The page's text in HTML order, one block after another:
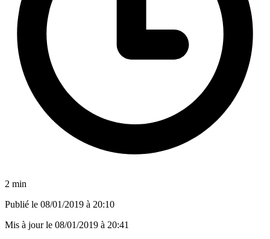
2 min
Publié le 08/01/2019 à 20:10
Mis à jour le 08/01/2019 à 20:41